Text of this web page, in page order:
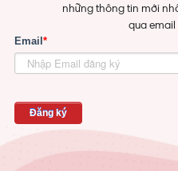
những thông tin mới
qua